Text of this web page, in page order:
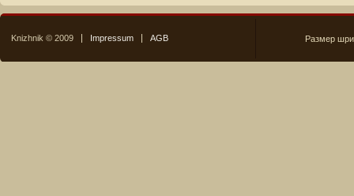
Knizhnik © 2009 Impressum AGB Размер